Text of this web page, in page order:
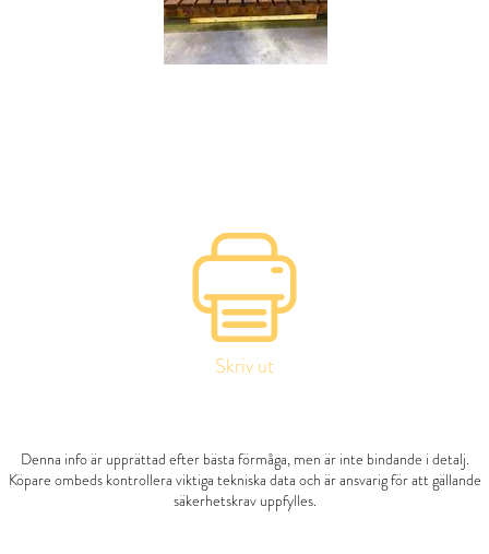
Skriv ut
Denna info är upprättad efter bästa förmåga, men är inte bindande i detalj.
Köpare ombeds kontrollera viktiga tekniska data och är ansvarig för att gällande
säkerhetskrav uppfylles.